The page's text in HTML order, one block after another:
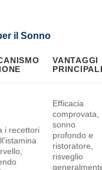
il Sonno
VANTAGGI
i recettori
Efficacia
comprovata,
sonno
profondo e
ristoratore,
risveglio